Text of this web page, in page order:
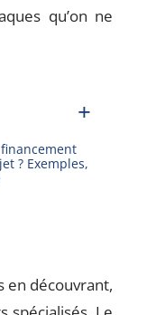
qu’on ne
? Exemples,
en découvrant,